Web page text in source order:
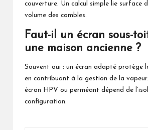
couverture. Un calcul simple lie surface
volume des combles.
Faut-il un écran sous-
une maison ancienne ?
Souvent oui : un écran adapté protège
en contribuant à la gestion de la
écran HPV ou perméant dépend de
configuration.